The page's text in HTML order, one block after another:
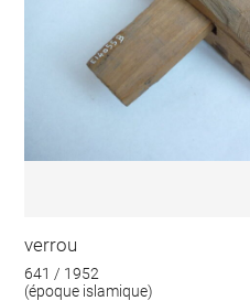
verrou
641 / 1952
(époque islamique)